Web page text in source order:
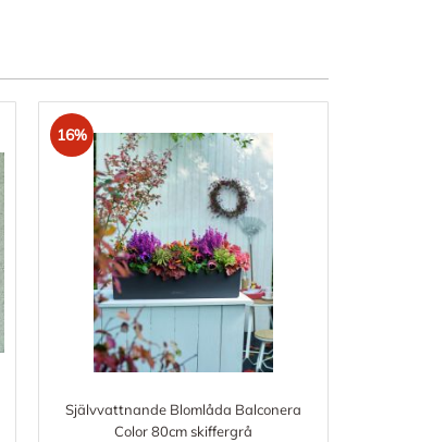
16%
Självvattnande Blomlåda Balconera
Color 80cm skiffergrå